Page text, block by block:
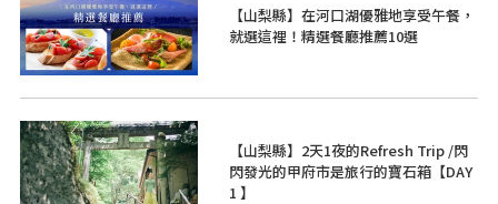
【山梨縣】在河口湖優雅地享受午餐，
就選這裡！精選餐廳推薦10選
【山梨縣】2天1夜的Refresh Trip /閃
閃發光的甲府市是旅行的寶石箱【DAY
1 】